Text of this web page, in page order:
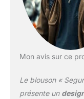
Mon avis sur ce
Le blouson «
présente un